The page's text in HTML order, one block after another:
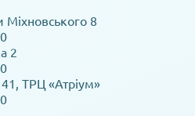
8
2
ТРЦ «Атріум»